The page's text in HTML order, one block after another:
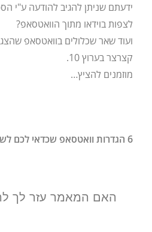
ידעתם שניתן להגיב להודעה ע"י
לצפות בוידאו מתוך הוואטסאפ?
ועוד שאר שכלולים בוואטסאפ
קצרצר בערוץ 10.
מוזמנים להציץ…
6 הגדרות וואטסאפ שכדאי לכם לשנות עכשיו –
האם המאמר עזר לך